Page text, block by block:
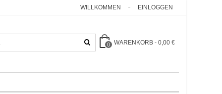
WILLKOMMEN EINLOGGEN
0 WARENKORB - 0,00 €